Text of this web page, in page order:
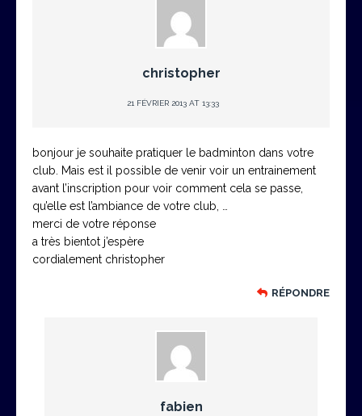
christopher
21 FÉVRIER 2013 AT 13:33
bonjour je souhaite pratiquer le badminton dans votre
club. Mais est il possible de venir voir un entrainement
avant l’inscription pour voir comment cela se passe,
qu’elle est l’ambiance de votre club, …
merci de votre réponse
a très bientot j’espère
cordialement christopher
RÉPONDRE
fabien